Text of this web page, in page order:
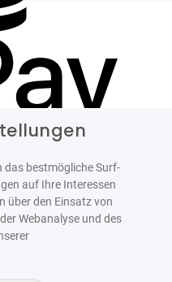
das bestmögliche Surf-
auf Ihre Interessen
über den Einsatz von
Webanalyse und des